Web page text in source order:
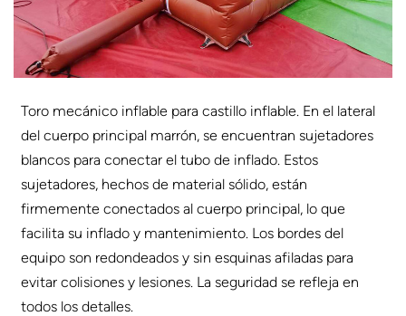
Toro mecánico inflable para castillo inflable. En el lateral
del cuerpo principal marrón, se encuentran sujetadores
blancos para conectar el tubo de inflado. Estos
sujetadores, hechos de material sólido, están
firmemente conectados al cuerpo principal, lo que
facilita su inflado y mantenimiento. Los bordes del
equipo son redondeados y sin esquinas afiladas para
evitar colisiones y lesiones. La seguridad se refleja en
todos los detalles.